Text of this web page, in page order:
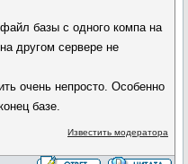
базы с одного компа на
другом сервере не
очень непросто. Особенно
базе.
Известить модератора